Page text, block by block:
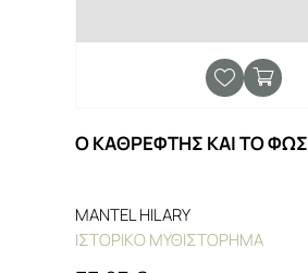
Ο ΚΑΘΡΕΦΤΗΣ ΚΑΙ ΤΟ ΦΩΣ
MANTEL HILARY
ΙΣΤΟΡΙΚΟ ΜΥΘΙΣΤΟΡΗΜΑ